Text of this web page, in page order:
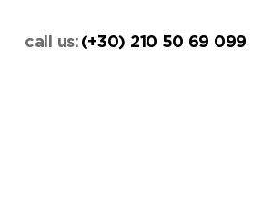
call us: (+30) 210 50 69 099